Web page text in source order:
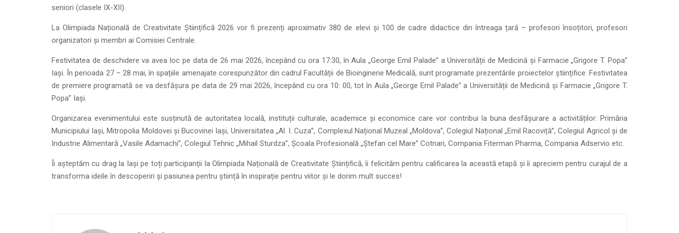
seniori (clasele IX-XII).
La Olimpiada Națională de Creativitate Științifică 2026 vor fi prezenți aproximativ 380 de elevi și 100 de cadre didactice din întreaga țară – profesori însoțitori, profesori
organizatori și membri ai Comisiei Centrale.
Festivitatea de deschidere va avea loc pe data de 26 mai 2026, începând cu ora 17:30, în Aula „George Emil Palade” a Universității de Medicină și Farmacie „Grigore T. Popa”
Iași. În perioada 27 – 28 mai, în spațiile amenajate corespunzător din cadrul Facultății de Bioinginerie Medicală, sunt programate prezentările proiectelor științifice. Festivitatea
de premiere programată se va desfășura pe data de 29 mai 2026, începând cu ora 10: 00, tot în Aula „George Emil Palade” a Universității de Medicină și Farmacie „Grigore T.
Popa” Iași.
Organizarea evenimentului este susținută de autoritatea locală, instituții culturale, academice și economice care vor contribui la buna desfășurare a activităților: Primăria
Municipiului Iași, Mitropolia Moldovei și Bucovinei Iași, Universitatea „Al. I. Cuza”, Complexul Național Muzeal „Moldova”, Colegiul Național „Emil Racoviță”, Colegiul Agricol și de
Industrie Alimentară „Vasile Adamachi”, Colegiul Tehnic „Mihail Sturdza”, Școala Profesională „Ștefan cel Mare” Cotnari, Compania Fiterman Pharma, Compania Adservio etc.
Îi așteptăm cu drag la Iași pe toți participanții la Olimpiada Națională de Creativitate Științifică, îi felicităm pentru calificarea la această etapă și îi apreciem pentru curajul de a
transforma ideile în descoperiri și pasiunea pentru știință în inspirație pentru viitor și le dorim mult succes!